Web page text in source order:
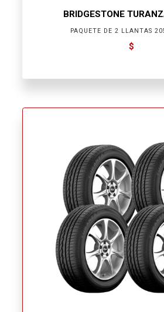
BRIDGESTONE
PAQUETE DE 2 LLANTAS
$